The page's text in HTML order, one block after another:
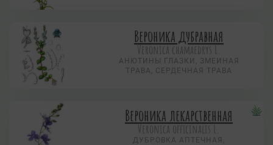
Вероника дубравная
Veronica chamaedrys L.
АНЮТИНЫ ГЛАЗКИ, ЗМЕИНАЯ
ТРАВА, СЕРДЕЧНАЯ ТРАВА
Вероника лекарственная
Veronica officinalis L.
ДУБРОВКА АПТЕЧНАЯ,